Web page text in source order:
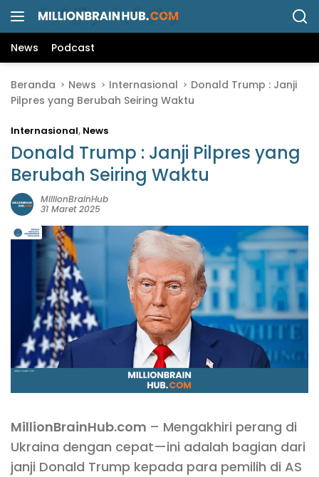
News Podcast
Beranda News Internasional
Donald Trump : Janji
Pilpres yang Berubah Seiring Waktu
Internasional, News
Donald Trump : Janji Pilpres yang
Berubah Seiring Waktu
MillionBrainHub
31 Maret 2025
MillionBrainHub.com – Mengakhiri perang di
Ukraina dengan cepat—ini adalah bagian dari
janji Donald Trump kepada para pemilih di AS